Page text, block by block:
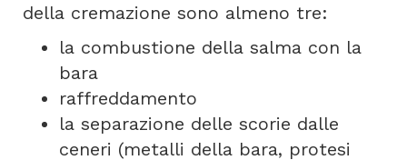
della cremazione sono almeno tre:
la combustione della salma con la
bara
raffreddamento
la separazione delle scorie dalle
ceneri (metalli della bara, protesi